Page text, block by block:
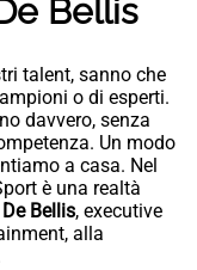
Bellis
talent, sanno che
o di esperti.
davvero, senza
Un modo
a casa. Nel
è una realtà
Bellis, executive
alla